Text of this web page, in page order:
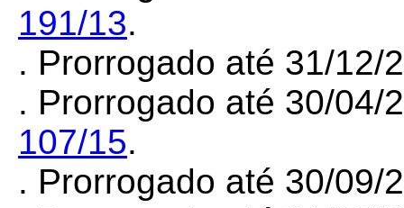
191/13.
. Prorrogado até 31/
. Prorrogado até 30/04/
107/15.
. Prorrogado até 30/